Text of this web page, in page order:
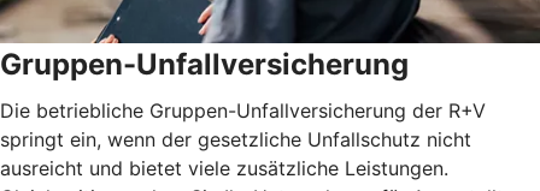
Gruppen-Unfallversicherung
Die betriebliche Gruppen-Unfallversicherung der R+V
springt ein, wenn der gesetzliche Unfallschutz nicht
ausreicht und bietet viele zusätzliche Leistungen.